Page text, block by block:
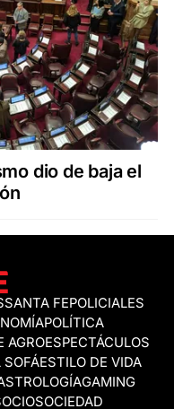
dio de baja el
SANTA FEPOLICIALES
POLÍTICA
AGROESPECTÁCULOS
SOFÁESTILO DE VIDA
GAMING
OCIOSOCIEDAD